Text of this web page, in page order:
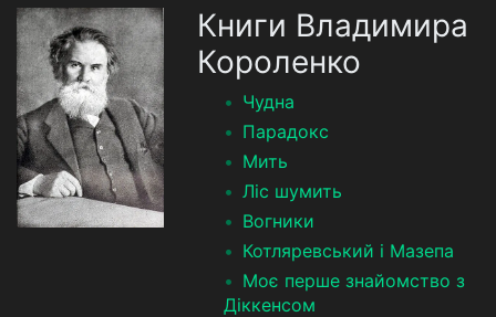
Книги Владимира
Короленко
Чудна
Парадокс
Мить
Ліс шумить
Вогники
Котляревський і Мазепа
Моє перше знайомство з
Діккенсом